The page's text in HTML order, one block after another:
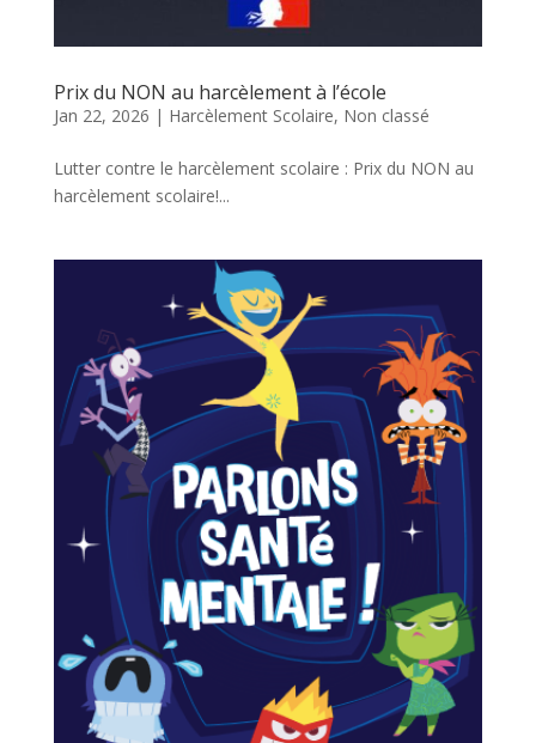
Prix du NON au harcèlement à l’école
Jan 22, 2026 | Harcèlement Scolaire, Non classé
Lutter contre le harcèlement scolaire : Prix du NON au
harcèlement scolaire!...